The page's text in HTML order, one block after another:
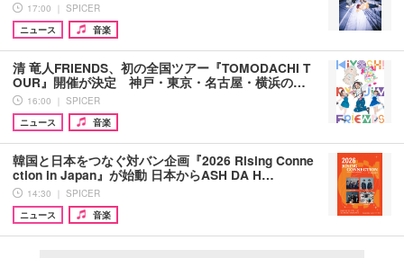
17:00 ｜ SPICER
ニュース
音楽
清 竜人FRIENDS、初の全国ツアー『TOMODACHI T
OUR』開催が決定 神戸・東京・名古屋・横浜の…
16:00 ｜ SPICER
ニュース
音楽
韓国と日本をつなぐ対バン企画『2026 Rising Conne
ction in Japan』が始動 日本からASH DA H…
14:30 ｜ SPICER
ニュース
音楽